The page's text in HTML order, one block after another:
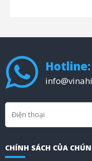
Hotline:
CHÍNH SÁCH CỦA